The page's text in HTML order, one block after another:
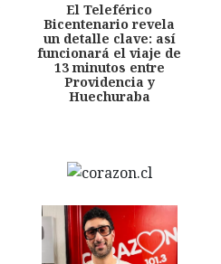
El Teleférico
Bicentenario revela
un detalle clave: así
funcionará el viaje de
13 minutos entre
Providencia y
Huechuraba